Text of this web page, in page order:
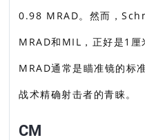
0.98 MRAD。然而，
MRAD和MIL，正好是1厘
MRAD通常是瞄准镜的标
战术精确射击者的青睐。
CM